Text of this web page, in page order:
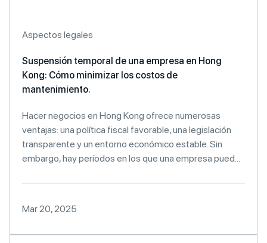
Aspectos legales
Suspensión temporal de una empresa en Hong
Kong: Cómo minimizar los costos de
mantenimiento.
Hacer negocios en Hong Kong ofrece numerosas
ventajas: una política fiscal favorable, una legislación
transparente y un entorno económico estable. Sin
embargo, hay períodos en los que una empresa pued...
Mar 20, 2025